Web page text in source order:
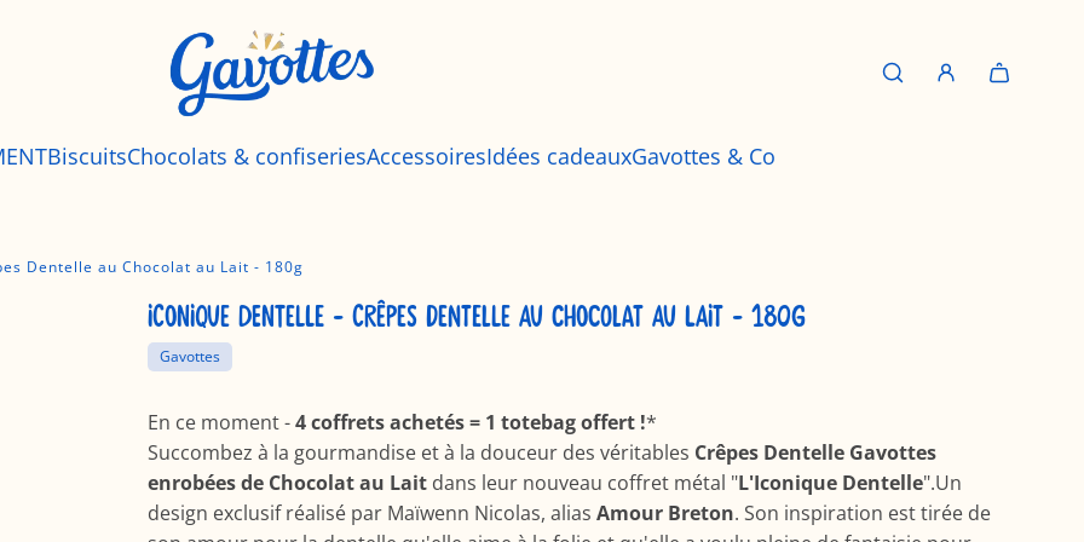
BiscuitsChocolats & confiseriesAccessoiresIdées cadeauxGavottes & Co
Dentelle au Chocolat au Lait - 180g
ICONIQUE DENTELLE - CRÊPES DENTELLE AU CHOCOLAT AU LAIT - 180G
Gavottes
En ce moment -4 coffrets achetés = 1 totebag offert !*
Succombez à la gourmandise et à la douceur des véritables Crêpes Dentelle Gavottes
enrobées de Chocolat au Laitdans leur nouveau coffret métal "L'Iconique Dentelle".Un
design exclusif réalisé par Maïwenn Nicolas, alias Amour Breton. Son inspiration est tirée de